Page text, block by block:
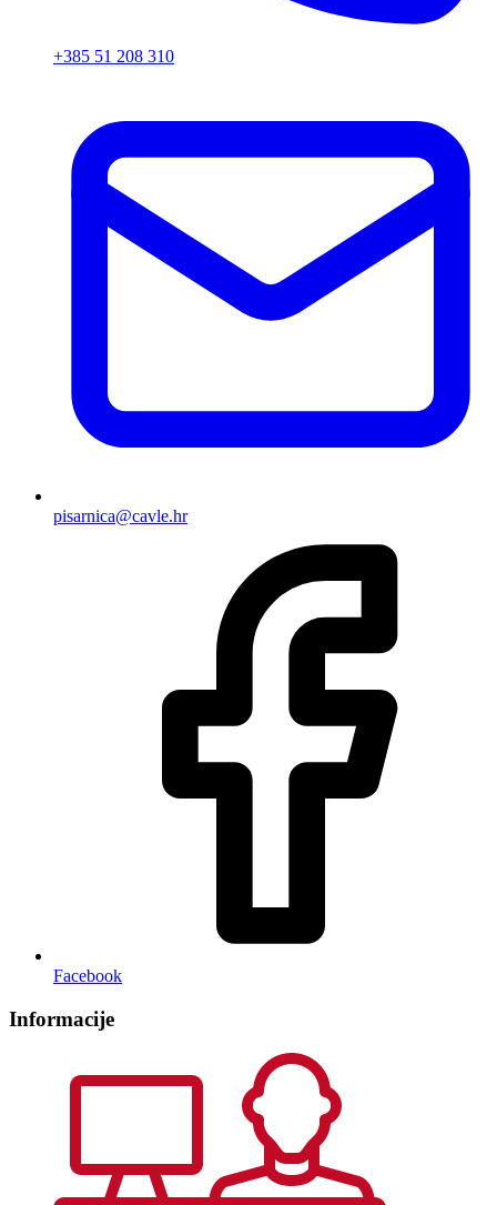
+385 51 208 310
pisarnica@cavle.hr
Facebook
Informacije